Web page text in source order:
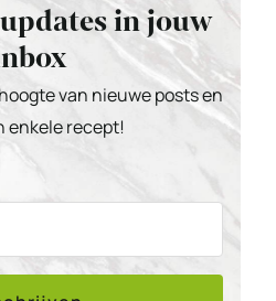
in jouw
van nieuwe posts en
enkele recept!